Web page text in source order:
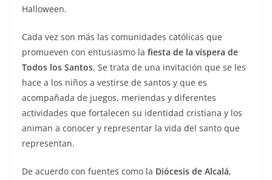
Halloween.
Cada vez son más las comunidades católicas que
promueven con entusiasmo la fiesta de la víspera de
Todos los Santos. Se trata de una invitación que se les
hace a los niños a vestirse de santos y que es
acompañada de juegos, meriendas y diferentes
actividades que fortalecen su identidad cristiana y los
animan a conocer y representar la vida del santo que
representan.
De acuerdo con fuentes como la Diócesis de Alcalá,